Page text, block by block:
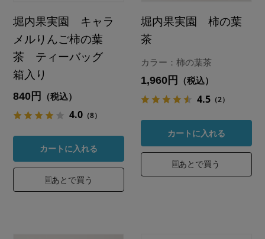
堀内果実園 キャラ
メルりんご柿の葉
茶 ティーバッグ
箱入り
840円 （税込）
4.0 （8）
カートに入れる
あとで買う
堀内果実園 柿の葉
茶
カラー：柿の葉茶
1,960円 （税込）
4.5 （2）
カートに入れる
あとで買う